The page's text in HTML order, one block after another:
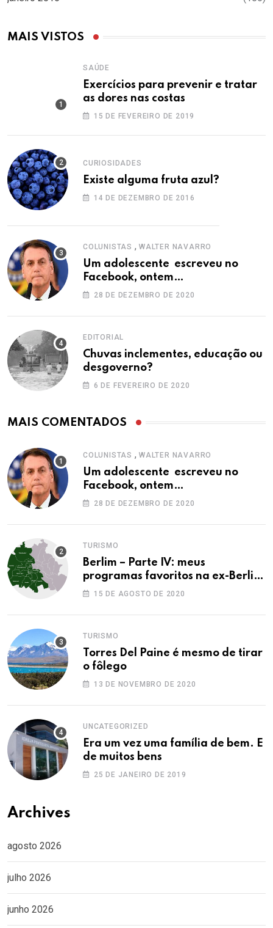
MAIS VISTOS
SAÚDE
Exercícios para prevenir e tratar
as dores nas costas
15 DE FEVEREIRO DE 2019
CURIOSIDADES
Existe alguma fruta azul?
14 DE DEZEMBRO DE 2016
COLUNISTAS , WALTER NAVARRO
Um adolescente escreveu no
Facebook, ontem…
28 DE DEZEMBRO DE 2020
EDITORIAL
Chuvas inclementes, educação ou
desgoverno?
6 DE FEVEREIRO DE 2020
MAIS COMENTADOS
COLUNISTAS , WALTER NAVARRO
Um adolescente escreveu no
Facebook, ontem…
28 DE DEZEMBRO DE 2020
TURISMO
Berlim – Parte IV: meus
programas favoritos na ex-Berlim
Ocidental
15 DE AGOSTO DE 2020
TURISMO
Torres Del Paine é mesmo de tirar
o fôlego
13 DE NOVEMBRO DE 2020
UNCATEGORIZED
Era um vez uma família de bem. E
de muitos bens
25 DE JANEIRO DE 2019
Archives
agosto 2026
julho 2026
junho 2026